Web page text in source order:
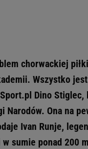
chorwackiej
Wszystko
Dino Stiglec,
Narodów. Ona na
Ivan Runje,
sumie ponad 200